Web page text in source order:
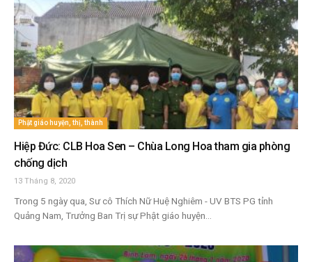
Phật giáo huyện, thị, thành
Hiệp Đức: CLB Hoa Sen – Chùa Long Hoa tham gia phòng
chống dịch
13 Tháng 8, 2020
Trong 5 ngày qua, Sư cô Thích Nữ Huệ Nghiêm - UV BTS PG tỉnh
Quảng Nam, Trưởng Ban Trị sự Phật giáo huyện...